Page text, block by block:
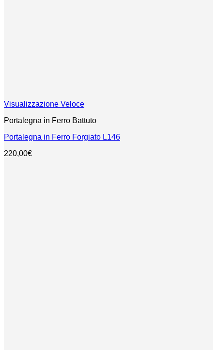
Visualizzazione Veloce
Portalegna in Ferro Battuto
Portalegna in Ferro Forgiato L146
220,00€